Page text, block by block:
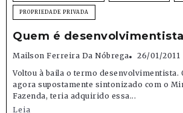
PROPRIEDADE PRIVADA
Quem é
Mailson Ferreira Da Nóbrega
26/01/2011
Voltou à baila o termo desenvolvimentista.
agora supostamente sintonizado com o
Fazenda, teria adquirido essa...
Leia